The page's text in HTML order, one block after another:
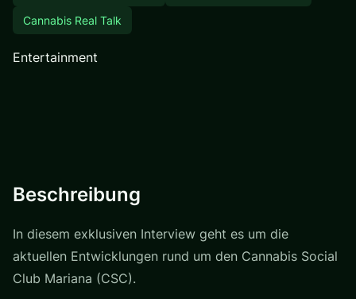
Cannabis Real Talk
Entertainment
Beschreibung
In diesem exklusiven Interview geht es um die
aktuellen Entwicklungen rund um den Cannabis Social
Club Mariana (CSC).